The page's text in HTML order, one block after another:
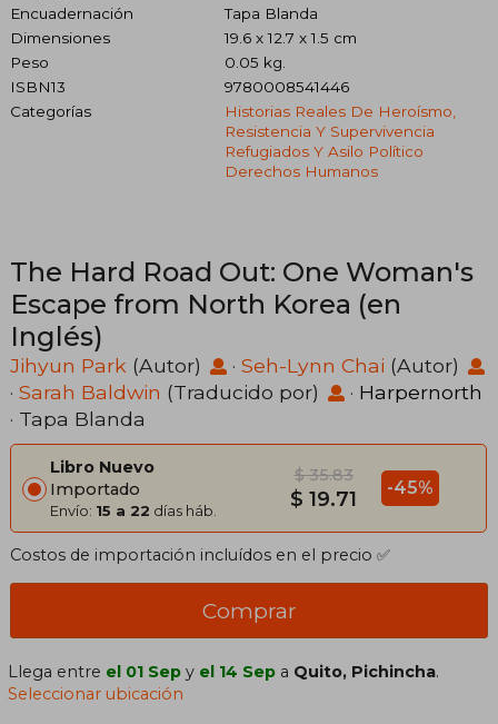
Encuadernación
Tapa Blanda
Dimensiones
19.6 x 12.7 x 1.5 cm
Peso
0.05 kg.
ISBN13
9780008541446
Categorías
Historias Reales De Heroísmo,
Resistencia Y Supervivencia
Refugiados Y Asilo Político
Derechos Humanos
The Hard Road Out: One Woman's
Escape from North Korea (en
Inglés)
Jihyun Park (Autor) · Seh-Lynn Chai (Autor)
· Sarah Baldwin (Traducido por) · Harpernorth
· Tapa Blanda
Libro Nuevo
Importado
Envío: 15 a 22 días háb.
$ 35.83
$ 19.71 -45%
Costos de importación incluídos en el precio ✅
Comprar
Llega entre el 01 Sep y el 14 Sep a Quito, Pichincha.
Seleccionar ubicación